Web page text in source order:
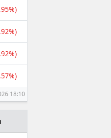
18:10